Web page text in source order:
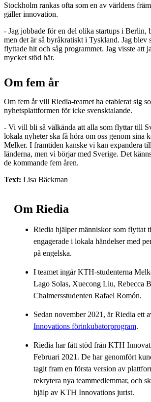
Stockholm rankas ofta som en av världens
gäller innovation.
- Jag jobbade för en del olika startups i Berlin,
men det är så byråkratiskt i Tyskland. Jag blev
flyttade hit och såg programmet. Jag visste att
mycket stöd här.
Om fem år
Om fem år vill Riedia-teamet ha etablerat sig
nyhetsplattformen för icke svensktalande.
- Vi vill bli så välkända att alla som flyttar till
lokala nyheter ska få höra om oss genom sina
Melker. I framtiden kanske vi kan expandera
länderna, men vi börjar med Sverige. Det
de kommande fem åren.
Text: Lisa Bäckman
Om Riedia
Riedia hjälper människor som flyttat
engagerade i lokala händelser med
på engelska.
I teamet ingår KTH-studenterna
Lago Solas, Xuecong Liu, Rebecca
Chalmersstudenten Rafael Romón.
Sedan november 2021, är Riedia ett
Innovations förinkubatorprogram.
Riedia har fått stöd från KTH
Februari 2021. De har genomfört
tagit fram en första version av
rekrytera nya teammedlemmar, och
hjälp av KTH Innovations jurist.